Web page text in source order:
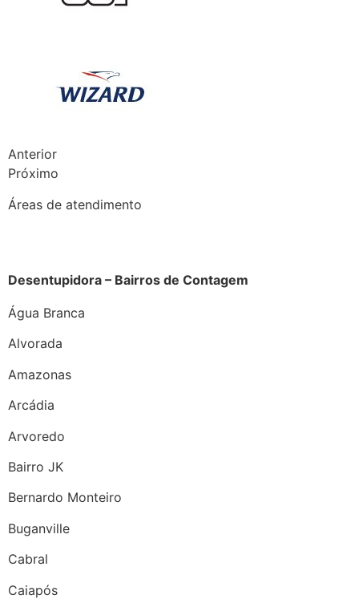
Anterior
Próximo
Áreas de atendimento
Desentupidora – Bairros de Contagem
Água Branca
Alvorada
Amazonas
Arcádia
Arvoredo
Bairro JK
Bernardo Monteiro
Buganville
Cabral
Caiapós